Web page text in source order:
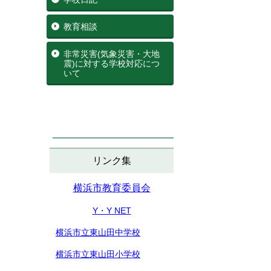
教育相談
非常災害(気象災害・大地
震)に対する学校対応につ
いて
リンク集
横浜市教育委員会
Y・Y NET
横浜市立東山田中学校
横浜市立東山田小学校